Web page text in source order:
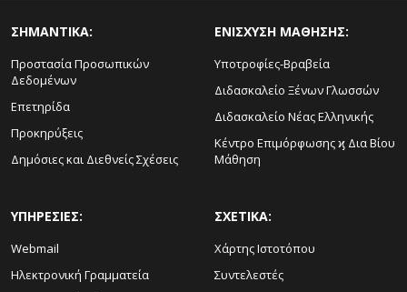
ΣΗΜΑΝΤΙΚΑ:
Προστασία Προσωπικών
Δεδομένων
Επετηρίδα
Προκηρύξεις
Δημόσιες και Διεθνείς Σχέσεις
ΕΝΙΣΧΥΣΗ ΜΑΘΗΣΗΣ:
Υποτροφίες-Βραβεία
Διδασκαλείο Ξένων Γλωσσών
Διδασκαλείο Νέας Ελληνικής
Κέντρο Επιμόρφωσης ϗ Δια Βίου
Μάθηση
ΥΠΗΡΕΣΙΕΣ:
Webmail
Ηλεκτρονική Γραμματεία
ΣΧΕΤΙΚΑ:
Χάρτης Ιστοτόπου
Συντελεστές